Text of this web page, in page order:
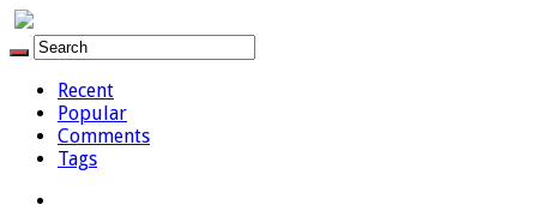
Recent
Popular
Comments
Tags